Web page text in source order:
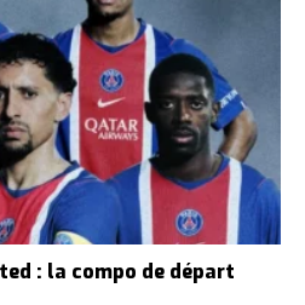
: la compo de départ